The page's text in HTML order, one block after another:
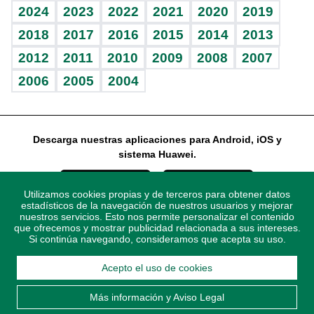
Vida y familia
Eñe
Celebrando la vida
Sin complejos
En pocas palabras
Escuchando al corazón
Economía Personal
Consulta Libre
BRV
TBT Deportivo
Más firmas
Guía del dinero
Horóscopos
2024 2023 2022 2021 2020
2019
2018
2017 2016 2015 2014
2013
2012
2011 2010 2009 2008
2007
2006
2005 2004
Descarga nuestras aplicaciones para Android, iOS y
sistema Huawei.
© 2021 Diario Libre, todos los derechos reservados.
Aviso Legal. Ponte enContactocon nosotros y
conoce más sobre Diario Libre
Utilizamos cookies propias y de terceros para obtener datos
estadísticos de la navegación de nuestros usuarios y mejorar
nuestros servicios. Esto nos permite personalizar el contenido
que ofrecemos y mostrar publicidad relacionada a sus intereses.
Si continúa navegando, consideramos que acepta su uso.
Acepto el uso de cookies
Más información y Aviso Legal